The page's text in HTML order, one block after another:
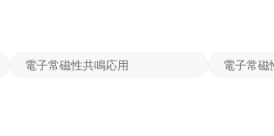
ル内の不対電子の磁気モーメントを揃え
ピン状態に...
電子常磁性共鳴応用 電子常磁